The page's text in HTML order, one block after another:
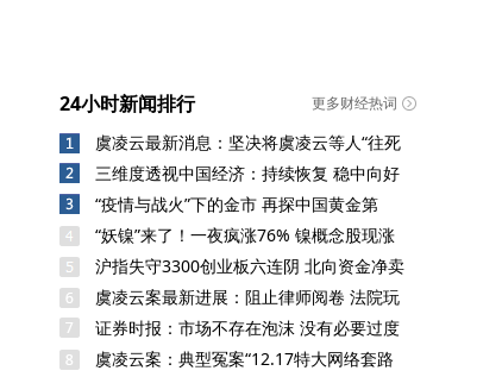
更多财经热词
24小时新闻排行
虞凌云最新消息：坚决将虞凌云等人“往死
三维度透视中国经济：持续恢复 稳中向好
“疫情与战火”下的金市 再探中国黄金第
“妖镍”来了！一夜疯涨76% 镍概念股现涨
沪指失守3300创业板六连阴 北向资金净卖
虞凌云案最新进展：阻止律师阅卷 法院玩
证券时报：市场不存在泡沫 没有必要过度
虞凌云案：典型冤案“12.17特大网络套路